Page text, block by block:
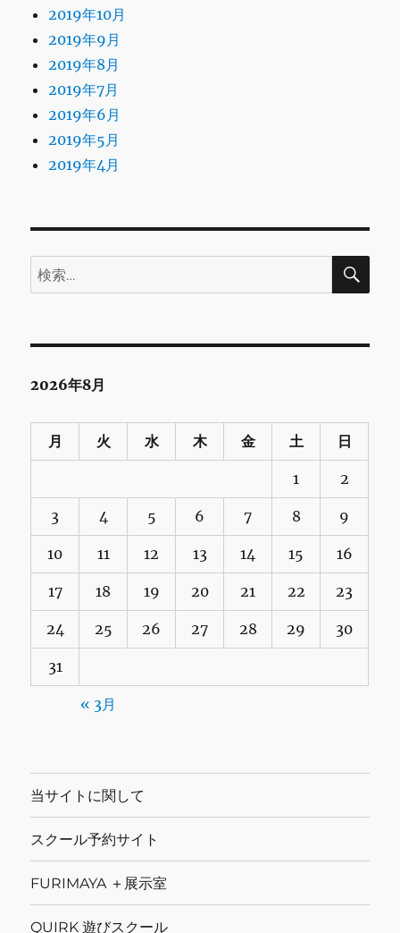
2019年10月
2019年9月
2019年8月
2019年7月
2019年6月
2019年5月
2019年4月
検
索:
検
2026年8月
月 火 水 木 金 土 日
1 2
3 4 5 6 7 8 9
10 11 12 13 14 15 16
17 18 19 20 21 22 23
24 25 26 27 28 29 30
31
« 3月
当サイトに関して
スクール予約サイト
FURIMAYA ＋展示室
QUIRK 遊びスクール